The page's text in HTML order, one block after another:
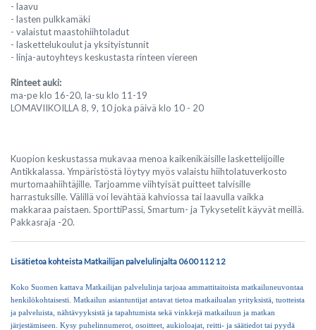
- laavu
- lasten pulkkamäki
- valaistut maastohiihtoladut
- laskettelukoulut ja yksityistunnit
- linja-autoyhteys keskustasta rinteen viereen
Rinteet auki:
ma-pe klo 16-20, la-su klo 11-19
LOMAVIIKOILLA 8, 9, 10 joka päivä klo 10 - 20
Kuopion keskustassa mukavaa menoa kaikenikäisille laskettelijoille
Antikkalassa. Ympäristöstä löytyy myös valaistu hiihtolatuverkosto
murtomaahiihtäjille. Tarjoamme viihtyisät puitteet talvisille
harrastuksille. Välillä voi levähtää kahviossa tai laavulla vaikka
makkaraa paistaen. SporttiPassi, Smartum- ja Tykysetelit käyvät meillä.
Pakkasraja -20.
Lisätietoa kohteista Matkailijan palvelulinjalta 0600 112 12
Koko Suomen kattava Matkailijan palvelulinja tarjoaa ammattitaitoista matkailuneuvontaa
henkilökohtaisesti. Matkailun asiantuntijat antavat tietoa matkailualan yrityksistä, tuotteista
ja palveluista, nähtävyyksistä ja tapahtumista sekä vinkkejä matkailuun ja matkan
järjestämiseen. Kysy puhelinnumerot, osoitteet, aukioloajat, reitti- ja säätiedot tai pyydä